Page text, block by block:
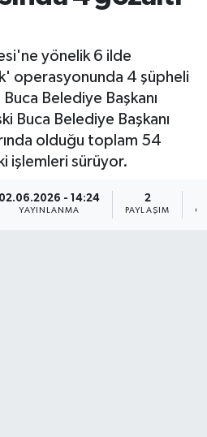
yönelik 6 ilde
operasyonunda 4 şüpheli
Buca Belediye Başkanı
Buca Belediye Başkanı
olduğu toplam 54
işlemleri sürüyor.
02.06.2026 - 14:24
YAYINLANMA
2
PAYLAŞIM